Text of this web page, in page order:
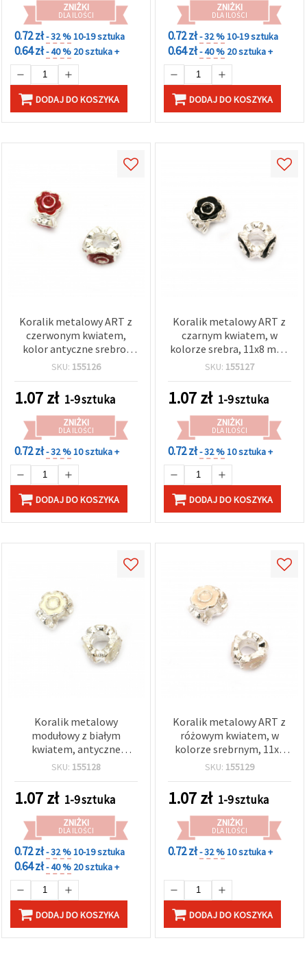
ZNIŻKI
DLA ILOŚCI
0.72 zł- 32 %10-19 sztuka
0.64 zł- 40 % 20 sztuka +
DODAJ DO KOSZYKA
ZNIŻKI
DLA ILOŚCI
0.72 zł- 32 %10-19 sztuka
0.64 zł- 40 % 20 sztuka +
DODAJ DO KOSZYKA
Koralik metalowy ART z
czerwonym kwiatem,
kolor antyczne srebro,
11x8 mm, otwór 5 mm
SKU: 155126
1.07zł 1-9 sztuka
ZNIŻKI
DLA ILOŚCI
0.72 zł- 32 %10 sztuka +
DODAJ DO KOSZYKA
Koralik metalowy ART z
czarnym kwiatem, w
kolorze srebra, 11x8 mm,
otwór 5 mm
SKU: 155127
1.07zł 1-9 sztuka
ZNIŻKI
DLA ILOŚCI
0.72 zł- 32 %10 sztuka +
DODAJ DO KOSZYKA
Koralik metalowy
modułowy z białym
kwiatem, antyczne
srebro, 11x8 mm, otwór 5
SKU: 155128
1.07zł 1-9 sztuka
ZNIŻKI
DLA ILOŚCI
0.72 zł- 32 %10-19 sztuka
0.64 zł- 40 % 20 sztuka +
DODAJ DO KOSZYKA
Koralik metalowy ART z
różowym kwiatem, w
kolorze srebrnym, 11x8
mm, otwór 5 mm
SKU: 155129
1.07zł 1-9 sztuka
ZNIŻKI
DLA ILOŚCI
0.72 zł- 32 %10 sztuka +
DODAJ DO KOSZYKA